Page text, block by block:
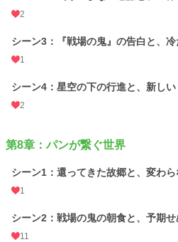
2
シーン3：『戦場の鬼』の告白と、
1
シーン4：星空の下の行進と、新し
2
第8章：パンが繋ぐ世界
シーン1：還ってきた故郷と、変わ
1
シーン2：戦場の鬼の朝食と、予期
11